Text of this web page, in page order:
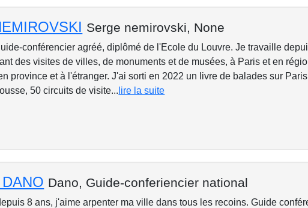
Serge nemirovski, None
conférencier agréé, diplômé de l'Ecole du Louvre. Je travaille
des visites de villes, de monuments et de musées, à Paris et en
province et à l'étranger. J'ai sorti en 2022 un livre de balades sur
50 circuits de visite... lire la suite
Dano, Guide-conferiencier national
8 ans, j'aime arpenter ma ville dans tous les recoins. Guide